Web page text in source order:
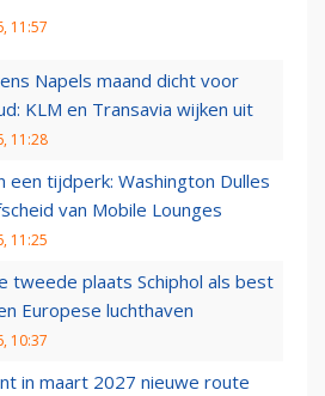
11:57
Napels maand dicht voor
KLM en Transavia wijken uit
11:28
een tijdperk: Washington Dulles
van Mobile Lounges
11:25
tweede plaats Schiphol als best
Europese luchthaven
10:37
in maart 2027 nieuwe route